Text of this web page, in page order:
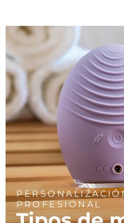
PROFESIONAL